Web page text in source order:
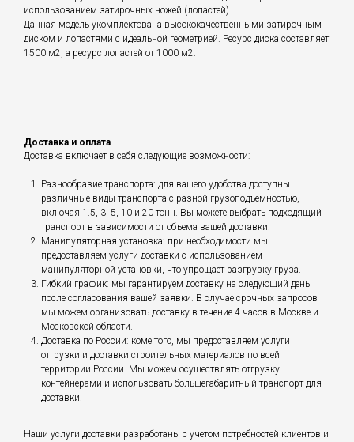
использованием затирочных ножей (лопастей).
Данная модель укомплектована высококачественными затирочным
диском и лопастями с идеальной геометрией. Ресурс диска составляет
1500 м2, а ресурс лопастей от 1000 м2.
Доставка и оплата
Доставка включает в себя следующие возможности:
Разнообразие транспорта: для вашего удобства доступны
различные виды транспорта с разной грузоподъемностью,
включая 1.5, 3, 5, 10 и 20 тонн. Вы можете выбрать подходящий
транспорт в зависимости от объема вашей доставки.
Манипуляторная установка: при необходимости мы
предоставляем услуги доставки с использованием
манипуляторной установки, что упрощает разгрузку груза.
Гибкий график: мы гарантируем доставку на следующий день
после согласования вашей заявки. В случае срочных запросов
мы можем организовать доставку в течение 4 часов в Москве и
Московской области.
Доставка по России: коме того, мы предоставляем услуги
отгрузки и доставки строительных материалов по всей
территории России. Мы можем осуществлять отгрузку
контейнерами и использовать большегабаритный транспорт для
доставки.
Наши услуги доставки разработаны с учетом потребностей клиентов и